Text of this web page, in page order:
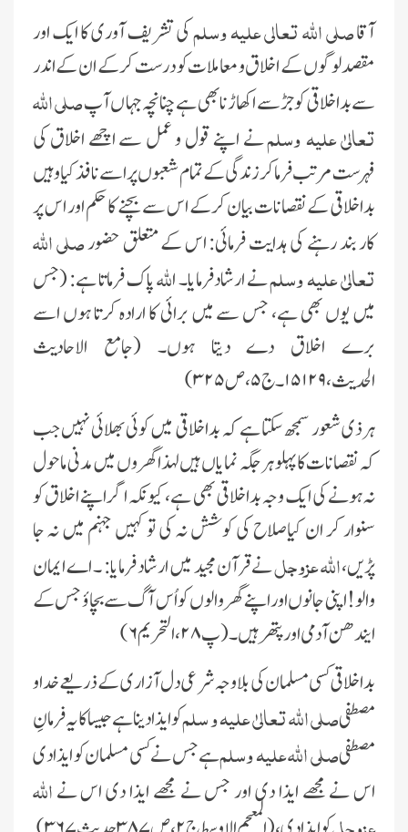
آقاصلى اللہ تعالی علیہ وسلمکى تشرىف آورى کا اىک اور
مقصد لوگوں کے اخلاق و معاملات کو درست کرکے ان کے اندر
سے بداخلاقى کو جڑ سے اکھاڑنا بھى ہے چنانچہ جہا ں آپصلى اللہ
تعالىٰ علیہ وسلمنے اپنے قول و عمل سے اچھے اخلاق کى
فہرست مرتب فرما کر زندگى کے تمام شعبوں پر اسے نافذ کىا وہىں
بداخلاقى کے نقصانات بىان کرکے اس سے بچنے کا حکم اور اس پر
کار بند رہنے کى ہداىت فرمائى: اس کے متعلق حضورصلى اللہ
تعالىٰ علیہ وسلمنے ارشادفرماىا۔ اللہپاک فرماتا ہے: (جس
مىں ىوں بھى ہے، جس سے مىں برائى کا ارادہ کرتا ہوں اسے
برے اخلاق دے دىتا ہوں۔ (جامع الاحادىث
الحدىث،۱۵۱۲۹۔ج۵، ص۳۲۵)
ہرذى شعور سمجھ سکتا ہے کہ بداخلاقى مىں کوئى بھلائى نہىں جب
کہ نقصانات کا پہلو ہر جگہ نماىاں ہىں لہذا گھروں مىں مدنى ماحول
نہ ہونے کى اىک وجہ بداخلاقى بھى ہے، کىونکہ اگر اپنے اخلاق کو
سنوار کر ان کىاصلاح کى کوشش نہ کى تو کہىں جہنم مىں نہ جا
پڑىں،اللہ عزوجلنے قرآن مجىد مىں ارشاد فرماىا: ۔ اے اىمان
والو! اپنى جانوں اور اپنے گھر والوں کو اُس آگ سے بچاؤ جس کے
اىندھن آدمى اور پتھر ہىں۔(پ۲۸، التحرىم ۶)
بداخلاقى کسى مسلمان کى بلاوجہ شرعى دل آزارى کے ذرىعے خدا و
مصطفىصلى اللہ تعالىٰ علیہ و سلمکو اىذا دىنا ہے جیسا کا ىہ فرمانِ
مصطفىصلى اللہ علیہ وسلمہے جس نے کسى مسلمان کو اىذا دى
اس نے مجھے اىذا دى اور جس نے مجھے اىذا دى اس نےاللہ